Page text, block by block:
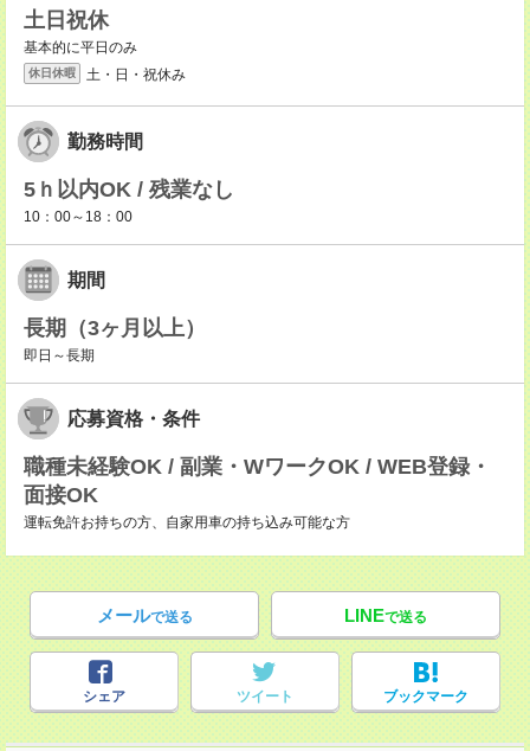
土日祝休
基本的に平日のみ
休日休暇 土・日・祝休み
勤務時間
5ｈ以内OK / 残業なし
10：00～18：00
期間
長期（3ヶ月以上）
即日～長期
応募資格・条件
職種未経験OK / 副業・WワークOK / WEB登録・
面接OK
運転免許お持ちの方、自家用車の持ち込み可能な方
メールで送る LINEで送る
シェア ツイート ブックマーク